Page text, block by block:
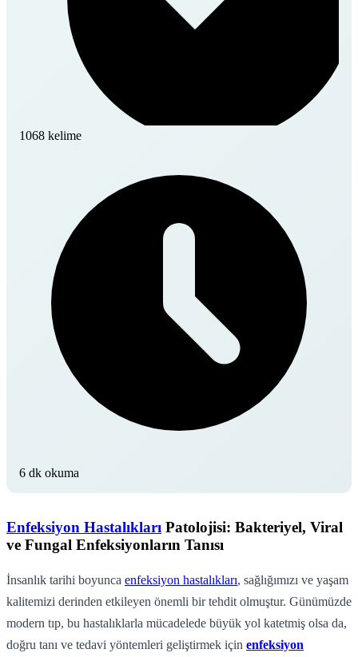
1068 kelime
6 dk okuma
Enfeksiyon Hastalıkları Patolojisi: Bakteriyel, Viral
ve Fungal Enfeksiyonların Tanısı
İnsanlık tarihi boyunca enfeksiyon hastalıkları, sağlığımızı ve yaşam
kalitemizi derinden etkileyen önemli bir tehdit olmuştur. Günümüzde
modern tıp, bu hastalıklarla mücadelede büyük yol katetmiş olsa da,
doğru tanı ve tedavi yöntemleri geliştirmek için enfeksiyon